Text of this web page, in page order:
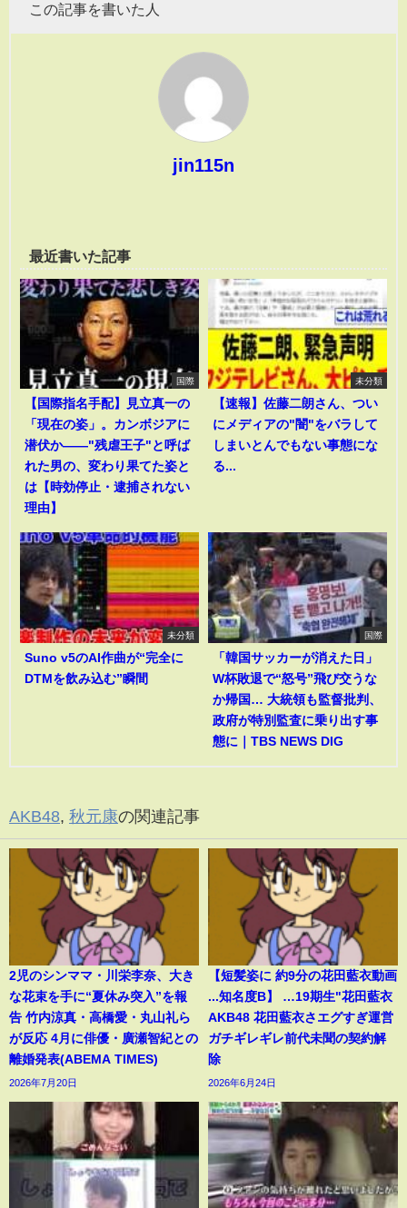
この記事を書いた人
jin115n
最近書いた記事
国際
【国際指名手配】見立真一の
「現在の姿」。カンボジアに
潜伏か――"残虐王子"と呼ば
れた男の、変わり果てた姿と
は【時効停止・逮捕されない
理由】
未分類
【速報】佐藤二朗さん、つい
にメディアの"闇"をバラして
しまいとんでもない事態にな
る...
未分類
Suno v5のAI作曲が“完全に
DTMを飲み込む”瞬間
国際
「韓国サッカーが消えた日」
W杯敗退で“怒号”飛び交うな
か帰国… 大統領も監督批判、
政府が特別監査に乗り出す事
態に｜TBS NEWS DIG
AKB48, 秋元康の関連記事
2児のシンママ・川栄李奈、大き
な花束を手に“夏休み突入”を報
告 竹内涼真・高橋愛・丸山礼ら
が反応 4月に俳優・廣瀬智紀との
離婚発表(ABEMA TIMES)
2026年7月20日
【短髪姿に 約9分の花田藍衣動画
...知名度B】 …19期生"花田藍衣
AKB48 花田藍衣さエグすぎ運営
ガチギレギレ前代未聞の契約解
除
2026年6月24日